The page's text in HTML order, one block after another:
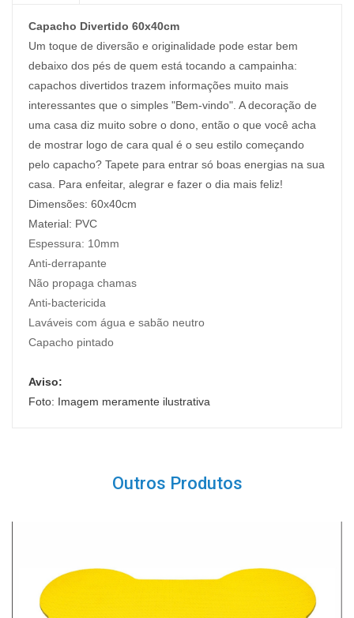
Capacho Divertido 60x40cm
Um toque de diversão e originalidade pode estar bem
debaixo dos pés de quem está tocando a campainha:
capachos divertidos trazem informações muito mais
interessantes que o simples "Bem-vindo". A decoração de
uma casa diz muito sobre o dono, então o que você acha
de mostrar logo de cara qual é o seu estilo começando
pelo capacho? Tapete para entrar só boas energias na sua
casa. Para enfeitar, alegrar e fazer o dia mais feliz!
Dimensões: 60x40cm
Material: PVC
Espessura: 10mm
Anti-derrapante
Não propaga chamas
Anti-bactericida
Laváveis com água e sabão neutro
Capacho pintado
Aviso:
Foto: Imagem meramente ilustrativa
Outros Produtos